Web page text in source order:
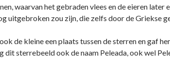
waarvan het gebraden vlees en de eieren later
uitgebroken zou zijn, die zelfs door de Griekse
de kleine een plaats tussen de sterren en gaf
sterrebeeld ook de naam Peleada, ook wel